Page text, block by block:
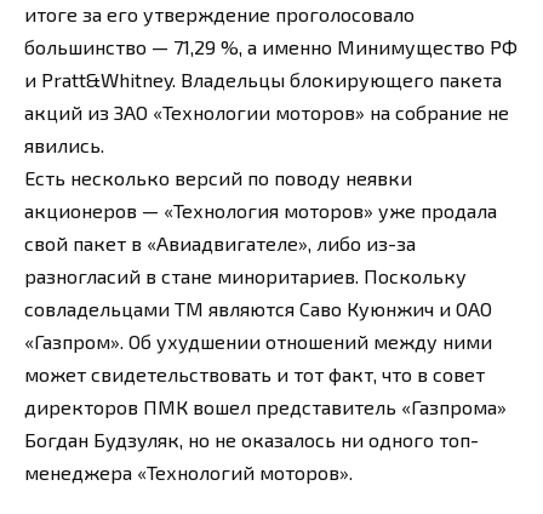
итоге за его утверждение проголосовало
большинство — 71,29 %, а именно Минимущество РФ
и Pratt&Whitney. Владельцы блокирующего пакета
акций из ЗАО «Технологии моторов» на собрание не
явились.
Есть несколько версий по поводу неявки
акционеров — «Технология моторов» уже продала
свой пакет в «Авиадвигателе», либо из-за
разногласий в стане миноритариев. Поскольку
совладельцами ТМ являются Саво Куюнжич и ОАО
«Газпром». Об ухудшении отношений между ними
может свидетельствовать и тот факт, что в совет
директоров ПМК вошел представитель «Газпрома»
Богдан Будзуляк, но не оказалось ни одного топ-
менеджера «Технологий моторов».